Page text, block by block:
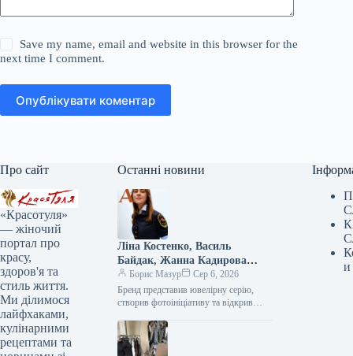
Save my name, email and website in this browser for the
next time I comment.
Опублікувати коментар
Про сайт
«Красотуля»
— жіночий
портал про
красу,
здоров'я та
стиль життя.
Ми ділимося
лайфхаками,
кулінарними
рецептами та
Останні новини
Ліна Костенко, Василь
Байдак, Жанна Кадирова
долучилися до масштабного
проєкту GUNIA з нагоди Дня
Незалежності
Борис Мазур
Сер 6, 2026
Бренд представив ювелірну серію, створив фотоініціативу та відкрив експозицію, присвячену абе1111111111111111111111111111111111111111111111111111111111111111111111111111111111111111111111111111111111111111111111111111111111111111111111111111111111111111111111111111111111111111111111111111111111111111111111111111111111111111111111111111111111111111111111111111111111111111111111111111111111111111111111111111111111111111111111111111111111111111111111111111111111111111111111111111111111111111111111111111111111111111111111111111111111111111111111111111111111111111111111111111111111111111111111111111111111111111111111111111111111111111111111111111111111111111111111111111111111111111111111111111111111111111111111111111111111111111111111111111111111111111111111111111111111111111111111111111111111111111111111111111111111111111111111111111111111111111111111111111111111111111111111111111111111111111111111111111111111111111111111111111111111111111111111111111111111111111111111111111111111111111111111111111111111111111111111111111111111111111111111111111111111111111111111111111111111111111111111111111111111111111111111111111111111111111111111111111111111111111111111111111111111111111111111111111111111111111111111111111111111111111111111111111111111111111111111111111111111111111111111111111111111111111111111111111111111111111111111111111111111111111111111111111111111111111111111111111111111111111111111111111111111111111111111111111111111111111111111111111111111111111111111111111111111111111111111111111111111111111111111111111111111111111111111111111111111111111111111111111111111111111111111111111111111111111111111111111111111111111111111111111111111111111111111111111111111111111111111111111111111111111111111111111111111111111111111111111111111111111111111111111111111111111111111111111111111111111111111111111111111111111111111111111111111111111111111111111111111111111111111111111111111111111111111111111111111111111111111111111111111111111111111111111111111111111111111111111111111111111111111111111111111111111111111111111111111111111111111111111111111111111111111111111111111111111111111111111111111111111111111111111111111111111111111111111111111111111111111111111111111111111111111111111111111111111111111111111111111111111111111111111111111111111111111111111111111111111111111111111111111111111111111111111111111111111111111111111111111111111111111111111111111111111111111111111111111111111111111111111111111111111111111111111111111111111111111111111111111111111111111111111111111111111111111111111111111111111111111111111111111111111111111111111111111111111111111111111111111111111111111111111111111111111111111111111111111111111111111111111111111111111111111111111111111111111111111111111111111111111111111111111111111111111111111111111111111111111111111111111111111111111111111111111111111111111111111111111111111111111111111111111111111111111111111111111111111111111111111111111111111111111111111111111111111111111111111111111111111111111111111111111111111111111111111111111111111111111111111111111111111111111111111111111111111111111111111111111111111111111111111111111111111111111111111111111111111111111111111111111111111111111111111111111111111111111111111111111111111111111111111111111111111111111111111111111111111111111111111111111111111111111111111111111111111111111111111111111111111111111111111111111111111111111111111111111111111111111111111111111111111111111111111111111111111111111111111111111111111111111111111111111111111111111111111111111111111111111111111111111111111111111111111111111111111111111111111111111111111111111111111111111111111111111111111111111111111111111111111111111111111111111111111111111111111111111111111111111111111111111111111111111111111111111111111111111111111111111111111111111111111111111111111111111111111111111111111111111111111111111111111111111111111111111111111111111111111111111111111111111111111111111111111111111111111111111111111111111111111111111111111111111111111111111111111111111111111111111111111111111111111111111111111111111111111111111111111111111111111111111111111111111111111111111111111111111111111111111111111111111111111111111111111111111111111111111111111111111111111111111111111111111111111111111111111111111111111111111111111111111111111111111111111111111111111111111111111111111111111111111111111111111111111111111111111111111111111111111111111111111111111111111111111111111111111111111111111111111111111111111111111111111111111111111111111111111111111111111111111111111111111111111111111111111111111111111111111111111111111111111111111111111111111111111111111111111111111111111111111111111111111111111111111111111111111111111111111111111111111111111111111111111111111111111111111111111111111111111111111111111111111111111111111111111111111111111111111111111111111111111111111111111111111111111111111111111111111111111111111111111111111111111111111111111111111111111111111111111111111111111111111111111111111111111111111111111111111111111111111111111111111111111111111111111111111111111111111111111111111111111111111111111111111111111111111111111111111111111111111111111111111111111111111111111111111111111111111111111111111111111111111111111111111111111111111111111111111111111111111111111111111111111111111111111111111111111111111111111111111111111111111111111111111111111111111111111111111111111111111111111111111111111111111111111111111111111111111111111111111111111111111111111111111111111111111111111111111111111111111111111111111111111111111111111111111111111111111111111111111111111111111111111111111111111111111111111111111111111111111111111111111111111111111111111111111111111111111111111111111111111111111111111111111111111111111111111111111111111111111111111111111111111111111111111111111111111111111111111111111111111111111111111111111111111111111111111111111111111111111111111111111111111111111111111111111111111111111111111111111111111111111111111111111111111111111111111111111111111111111111111111111111111111111111111111111111111111111111111111111111111111111111111111111111111111111111111111111111111111111111111111111111111111111111111111111111111111111111111111111111111111111111111111111111111111111111111111111111111111111111111111111111111111111111111111111111111111111111111111111111111111111111111111111111111111111111111111111111111111111111111111111111111111111111111111111111111111111111111111111111111111111111111111111111111111111111111111111111111111111111111111111111111111111111111111111111111111111111111111111111111111111111111111111111111111111111111111111111111111111111111111111111111111111111111111111111111111111111111111111111111111111111111111111111111111111111111111111111111111111111111111111111111111111111111111111111111111111111111111111111111111111111111111111111111111111111111111111111111111111111111111111111111111111111111111111111111111111111111111111111111111111111111111111111111111111111111111111111111111111111111111111111111111111111111111111111111111111111111111111111111111111111111111111111111111111111111111111111111111111111111111111111111111111111111111111111111111111111111111111111111111111111111111111111111111111111111111111111111111111111111111111111111111111111111111111111111111111111111111111111111111111111111111111111111111111111111111111111111111111111111111111111111111111111111111111111111111111111111111111111111111111111111111111111111111111111111111111111111111111111111111111111111111111111111111111111111111111111111111111111111111111111111111111111111111111111111111111111111111111111111111111111111111111111111111111111111111111111111111111111111111111111111111111111111111111111111111111111111111111111111111111111111111111111111111111111111111111111111111111111111111111111111111111111111111111111111111111111111111111111111111111111111111111111111111111111111111111111111111111111111111111111111111111111111111111111111111111111111111111111111111111111111111111111111111111111111111111111111111111111111111111111111111111111111111111111111111111111111111111111111111111111111111111111111111111111111111111111111111111111111111111111111111111111111111111111111111111111111111111111111111111111111111111111111111111111111111111111111111111111111111111111111111111111111111111111111111111111111111111111111111111111111111111111111111111111111111111111111111111111111111111111111111111111111111111111111111111111111111111111111111111111111111111111111111111111111111111111111111111111111111111111111111111111111111111111111111111111111111111111111111111111111111111111111111111111111111111111111111111111111111111111111111111111111111111111111111111111111111111111111111111111111111111111111111111111111111111111111111111111111111111111111111111111111111111111111111111111111111111111111111111111111111111111111111111111111111111111111111111111111111111111111111111111111111111111111111111111111111111111111111111111111111111111111111111111111111111111111111111111111111111111111111111111111111111111111111111111111111111111111111111111111111111111111111111111111111111111111111111111111111111111111111111111111111111111111111111111111111111111111111111111111111111111111111111111111111111111111111111111111111111111111111111111111111111111111111111111111111111111111111111111111111111111111111111111111111111111111111111111111111111111111111111111111111111111111111111111111111111111111111111111111111111111111111111111111111111111111111111111111111111111111111111111111111111111111111111111111111111111111111111111111111111111111111111111111111111111111111111111111111111111111111111111111111111111111111111111111111111111111111111111111111111111111111111111111111111111111111111111111111111111111111111111111111111111111111111111111111111111111111111111111111111111111111111111111111111111111111111111111111111111111111111111111111111111111111111111111111111111111111111111111111111111111111111111111111111111111111111111111111111111111111111111111111111111111111111111111111111111111111111111111111111111111111111111111111111111111111111111111111111111111111111111111111111111111111111111111111111111111111111111111111
и